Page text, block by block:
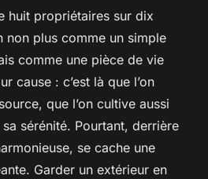
huit propriétaires sur dix
non plus comme un simple
comme une pièce de vie
cause : c’est là que l’on
que l’on cultive aussi
sérénité. Pourtant, derrière
se cache une
Garder un extérieur en